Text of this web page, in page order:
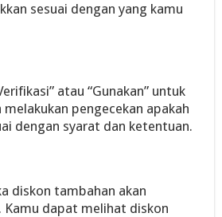
sesuai dengan yang kamu
atau “Gunakan” untuk
pengecekan apakah
dengan syarat dan ketentuan.
diskon tambahan akan
dapat melihat diskon